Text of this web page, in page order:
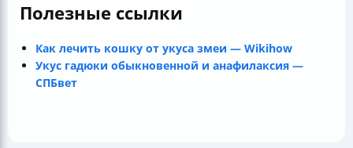
Полезные ссылки
Как лечить кошку от укуса змеи — Wikihow
Укус гадюки обыкновенной и анафилаксия —
СПБвет